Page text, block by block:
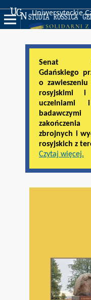
Uniwersyteckie
Senat
Gdańskiego
o zawieszeniu
rosyjskimi i
uczelniami
zbrojnych i
rosyjskich z
Czytaj więcej.